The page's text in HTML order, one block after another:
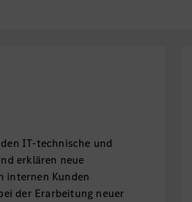
IT-technische und
erklären neue
internen Kunden
der Erarbeitung neuer